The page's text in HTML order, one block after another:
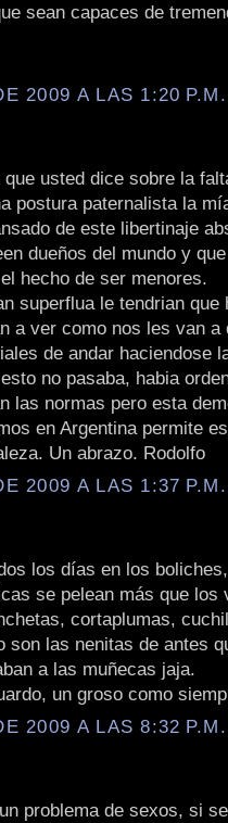
sean capaces de
2009 A LAS 1:20 P.M.
usted dice sobre la
postura paternalista la
de este libertinaje
dueños del mundo y
hecho de ser menores.
superflua le tendrian que
a ver como nos les van a
de andar haciendose
no pasaba, habia
las normas pero esta
en Argentina permite
Un abrazo. Rodolfo
2009 A LAS 1:37 P.M.
los días en los
se pelean más que los
cortaplumas,
son las nenitas de antes
a las muñecas jaja.
un groso como
2009 A LAS 8:32 P.M.
problema de sexos, si